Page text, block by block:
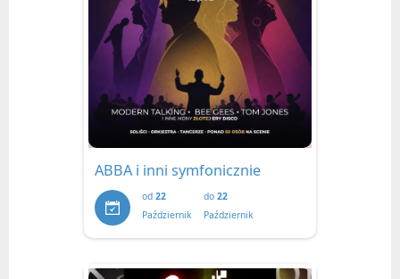
ABBA i inni symfonicznie
od 22
Październik
do 22
Październik